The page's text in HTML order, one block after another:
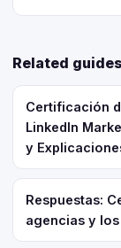
Related guides
Certificación
LinkedIn
y
Respuestas:
agencias y